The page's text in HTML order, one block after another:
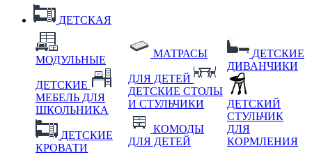
ДЕТСКАЯ
МОДУЛЬНЫЕ
ДЕТСКИЕ
МЕБЕЛЬ ДЛЯ
ШКОЛЬНИКА
ДЕТСКИЕ
КРОВАТИ
МАТРАСЫ
ДЛЯ ДЕТЕЙ
ДЕТСКИЕ СТОЛЫ
И СТУЛЬЧИКИ
КОМОДЫ
ДЛЯ ДЕТЕЙ
ДЕТСКИЕ
ДИВАНЧИКИ
ДЕТСКИЙ
СТУЛЬЧИК
ДЛЯ
КОРМЛЕНИЯ